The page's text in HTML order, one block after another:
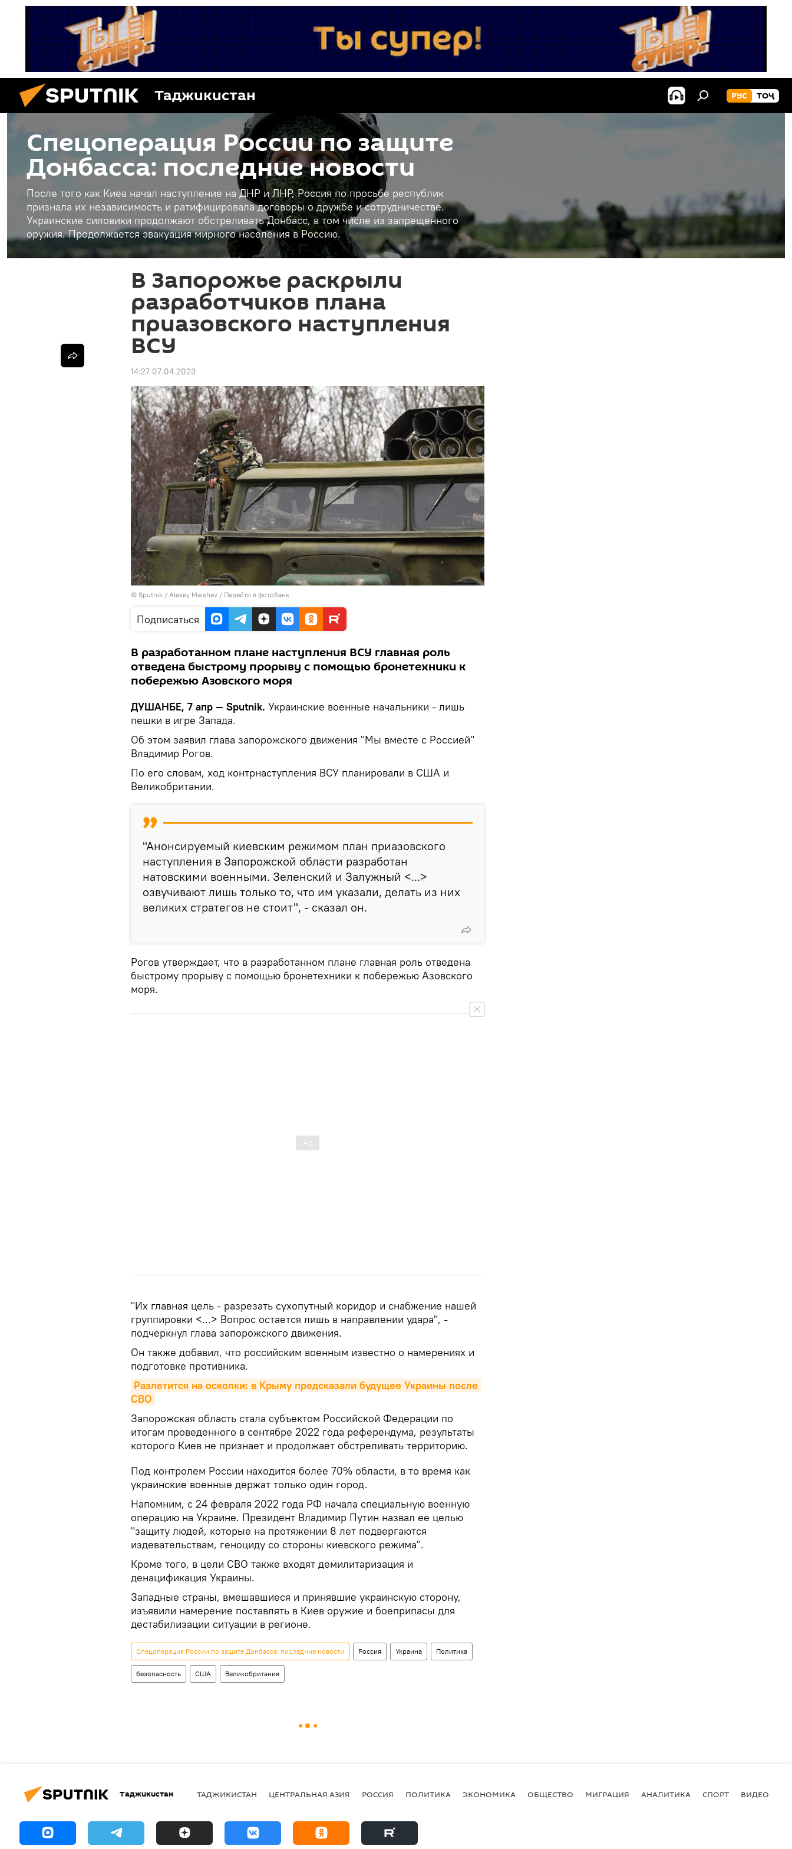
Таджикистан РУС ТОҶ
Спецоперация России по защите
Донбасса: последние новости
После того как Киев начал наступление на ДНР и ЛНР, Россия по просьбе республик
признала их независимость и ратифицировала договоры о дружбе и сотрудничестве.
Украинские силовики продолжают обстреливать Донбасс, в том числе из запрещенного
оружия. Продолжается эвакуация мирного населения в Россию.
В Запорожье раскрыли
разработчиков плана
приазовского наступления
ВСУ
14:27 07.04.2023
© Sputnik / Alexey Maishev / Перейти в фотобанк
Подписаться
В разработанном плане наступления ВСУ главная роль
отведена быстрому прорыву с помощью бронетехники к
побережью Азовского моря
ДУШАНБЕ, 7 апр — Sputnik. Украинские военные начальники - лишь
пешки в игре Запада.
Об этом заявил глава запорожского движения "Мы вместе с Россией"
Владимир Рогов.
По его словам, ход контрнаступления ВСУ планировали в США и
Великобритании.
"Анонсируемый киевским режимом план приазовского
наступления в Запорожской области разработан
натовскими военными. Зеленский и Залужный <...>
озвучивают лишь только то, что им указали, делать из них
великих стратегов не стоит", - сказал он.
Рогов утверждает, что в разработанном плане главная роль отведена
быстрому прорыву с помощью бронетехники к побережью Азовского
моря.
"Их главная цель - разрезать сухопутный коридор и снабжение нашей
группировки <...> Вопрос остается лишь в направлении удара", -
подчеркнул глава запорожского движения.
Он также добавил, что российским военным известно о намерениях и
подготовке противника.
Разлетится на осколки: в Крыму предсказали будущее Украины после
СВО
Запорожская область стала субъектом Российской Федерации по
итогам проведенного в сентябре 2022 года референдума, результаты
которого Киев не признает и продолжает обстреливать территорию.
Под контролем России находится более 70% области, в то время как
украинские военные держат только один город.
Напомним, с 24 февраля 2022 года РФ начала специальную военную
операцию на Украине. Президент Владимир Путин назвал ее целью
"защиту людей, которые на протяжении 8 лет подвергаются
издевательствам, геноциду со стороны киевского режима".
Кроме того, в цели СВО также входят демилитаризация и
денацификация Украины.
Западные страны, вмешавшиеся и принявшие украинскую сторону,
изъявили намерение поставлять в Киев оружие и боеприпасы для
дестабилизации ситуации в регионе.
Спецоперация России по защите Донбасса: последние новости Россия Украина Политика
безопасность США Великобритания
Таджикистан ТАДЖИКИСТАН ЦЕНТРАЛЬНАЯ АЗИЯ РОССИЯ ПОЛИТИКА ЭКОНОМИКА ОБЩЕСТВО МИГРАЦИЯ АНАЛИТИКА СПОРТ ВИДЕО